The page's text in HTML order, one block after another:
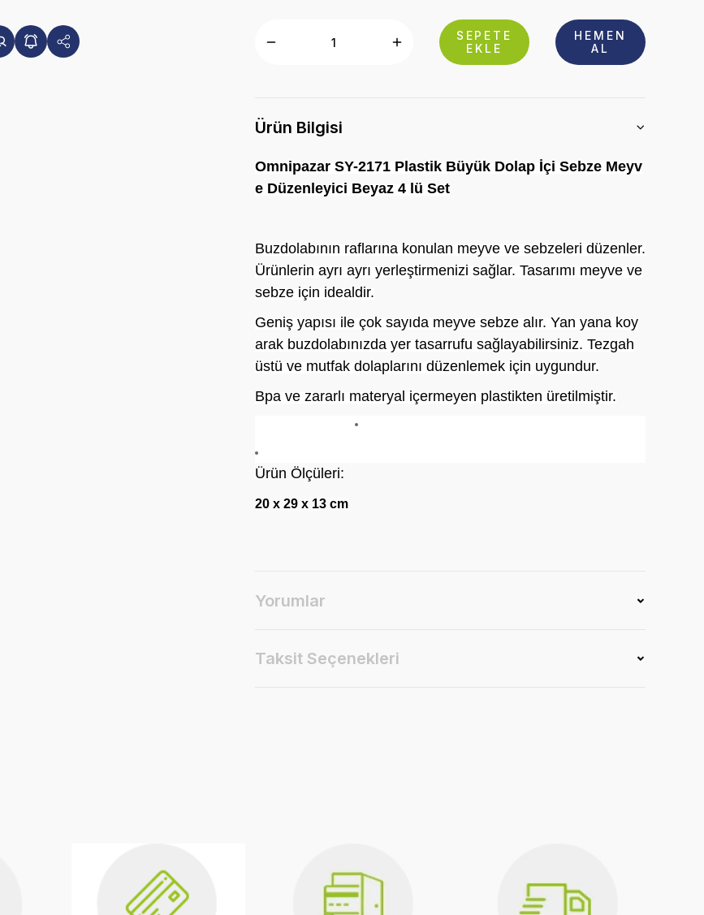
SEPETE
EKLE
HEMEN
AL
Ürün Bilgisi
Omnipazar SY-2171 Plastik Büyük Dolap İçi Sebze Meyv
e Düzenleyici Beyaz 4 lü Set
Buzdolabının raflarına konulan meyve ve sebzeleri düzenler.
Ürünlerin ayrı ayrı yerleştirmenizi sağlar. Tasarımı meyve ve
sebze için idealdir.
Geniş yapısı ile çok sayıda meyve sebze alır. Yan yana koy
arak buzdolabınızda yer tasarrufu sağlayabilirsiniz. Tezgah
üstü ve mutfak dolaplarını düzenlemek için uygundur.
Bpa ve zararlı materyal içermeyen plastikten üretilmiştir.
Ürün Ölçüleri:
20 x 29 x 13 cm
Yorumlar
Taksit Seçenekleri